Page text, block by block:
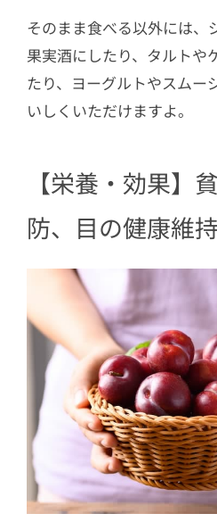
そのまま食べる以外には、
果実酒にしたり、タルトや
たり、ヨーグルトやスムー
いしくいただけますよ。
【栄養・効果】
防、目の健康維